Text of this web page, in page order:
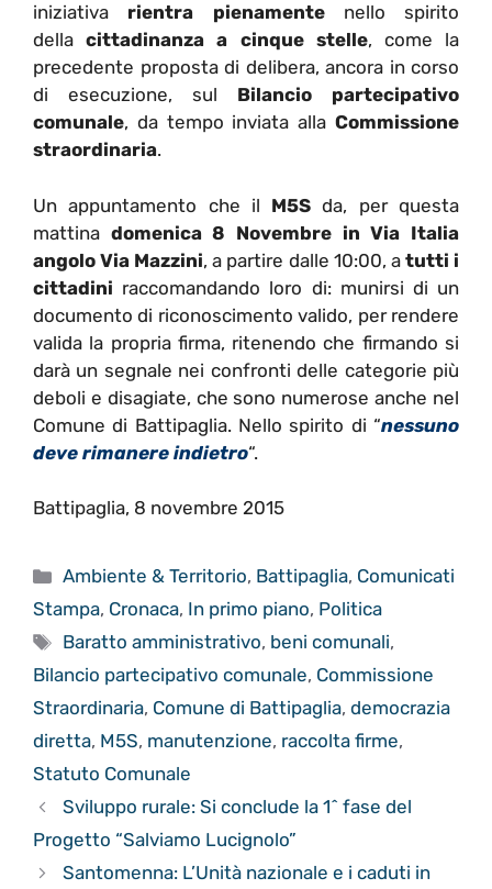
iniziativa rientra pienamentenello spirito
dellacittadinanza a cinque stelle, come la
precedente proposta di delibera, ancora in corso
di esecuzione, sul Bilancio partecipativo
comunale, da tempo inviata alla Commissione
straordinaria.
Un appuntamento che il M5S da, per questa
mattina domenica 8 Novembre in Via Italia
angolo Via Mazzini, a partire dalle 10:00, a tutti i
cittadini raccomandando loro di: munirsi di un
documento di riconoscimento valido, per rendere
valida la propria firma, ritenendo che firmando si
darà un segnale nei confronti delle categorie più
deboli e disagiate, che sono numerose anche nel
Comune di Battipaglia. Nello spirito di “nessuno
deve rimanere indietro“.
Battipaglia, 8 novembre 2015
Categorie
Ambiente & Territorio, Battipaglia, Comunicati
Stampa, Cronaca, In primo piano, Politica
Tag
Baratto amministrativo, beni comunali,
Bilancio partecipativo comunale, Commissione
Straordinaria, Comune di Battipaglia, democrazia
diretta, M5S, manutenzione, raccolta firme,
Statuto Comunale
Sviluppo rurale: Si conclude la 1^ fase del
Progetto “Salviamo Lucignolo”
Santomenna: L’Unità nazionale e i caduti in